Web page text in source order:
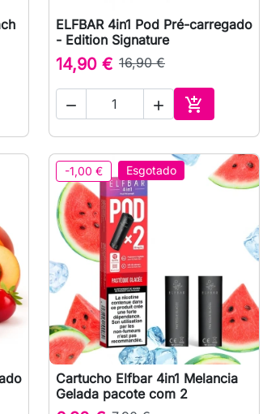
ao carrinho
 Vista rápida
ELFBAR 4in1 Pod Pré-carregado
- Edition Signature
14,90 € 16,90 €
  
Adicionar
-1,00 € Esgotado
 Vista rápida
Cartucho Elfbar 4in1 Melancia
Gelada pacote com 2